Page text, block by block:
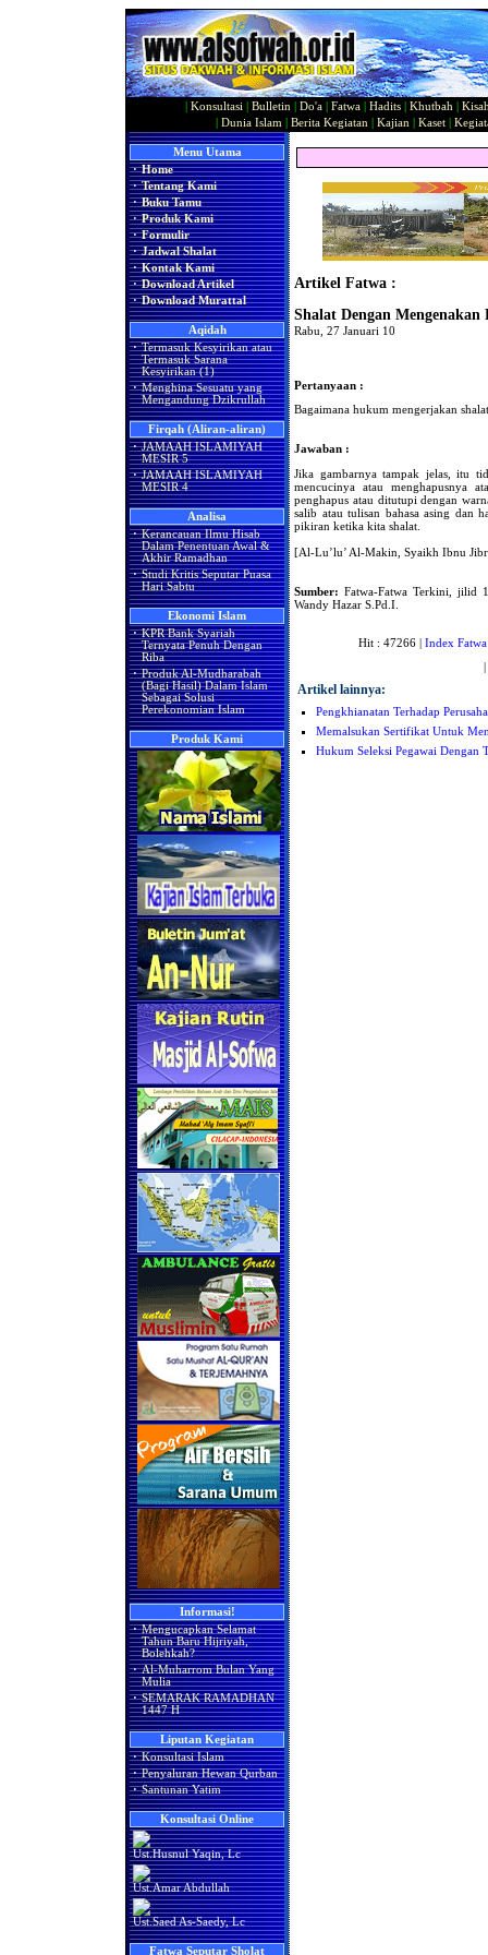
Konsultasi Bulletin Do'a Fatwa Hadits Khutbah
Dunia Islam Berita Kegiatan Kajian Kaset|
Menu Utama
· Home
· Tentang Kami
· Buku Tamu
· Produk Kami
· Formulir
· Jadwal Shalat
· Kontak Kami
· Download Artikel
· Download Murattal
Aqidah
· Termasuk Kesyirikan atau
Termasuk Sarana
Kesyirikan (1)
· Menghina Sesuatu yang
Mengandung Dzikrullah
Firqah (Aliran-aliran)
· JAMAAH ISLAMIYAH
MESIR 5
· JAMAAH ISLAMIYAH
MESIR 4
Analisa
· Kerancauan Ilmu Hisab
Dalam Penentuan Awal &
Akhir Ramadhan
· Studi Kritis Seputar Puasa
Hari Sabtu
Ekonomi Islam
· KPR Bank Syariah
Ternyata Penuh Dengan
Riba
· Produk Al-Mudharabah
(Bagi Hasil) Dalam Islam
Sebagai Solusi
Perekonomian Islam
Produk Kami
Informasi!
· Mengucapkan Selamat
Tahun Baru Hijriyah,
Bolehkah?
· Al-Muharrom Bulan Yang
Mulia
· SEMARAK RAMADHAN
1447 H
Liputan Kegiatan
· Konsultasi Islam
· Penyaluran Hewan Qurban
· Santunan Yatim
Konsultasi Online
Ust.Husnul Yaqin, Lc
Ust.Amar Abdullah
Ust.Saed As-Saedy, Lc
Fatwa Seputar Sholat
Artikel Fatwa :
Shalat Dengan Mengenakan
Rabu, 27 Januari 10
Pertanyaan :
Bagaimana hukum mengerjakan
Jawaban :
Jika gambarnya tampak jelas, itu
mencucinya atau menghapusnya
penghapus atau ditutupi dengan
salib atau tulisan bahasa asing dan
pikiran ketika kita shalat.
[Al-Lu’lu’ Al-Makin, Syaikh Ibnu
Sumber: Fatwa-Fatwa Terkini, jilid
Wandy Hazar S.Pd.I.
Hit : 47266 | Index Fatwa
Artikel lainnya:
Pengkhianatan Terhadap
Memalsukan Sertifikat Untuk
Hukum Seleksi Pegawai